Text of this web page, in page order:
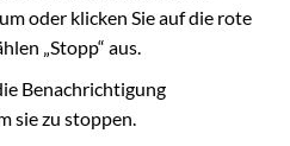
oder klicken Sie auf die rote
„Stopp“ aus.
Benachrichtigung
sie zu stoppen.